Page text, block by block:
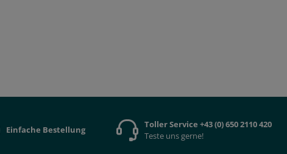
Einfache Bestellung
Toller Service +43 (0) 650 2110 420
Teste uns gerne!